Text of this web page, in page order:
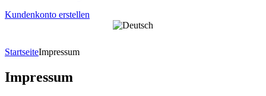
Kundenkonto erstellen
StartseiteImpressum
Impressum